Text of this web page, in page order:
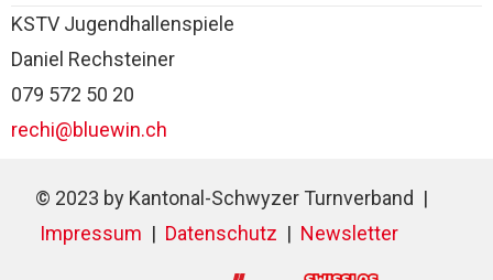
KSTV Jugendhallenspiele
Daniel Rechsteiner
079 572 50 20
rechi@bluewin.ch
© 2023 by Kantonal-Schwyzer Turnverband |
Impressum | Datenschutz | Newsletter